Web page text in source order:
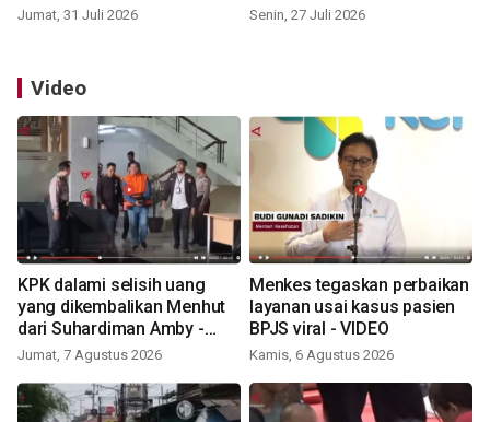
Jumat, 31 Juli 2026 Senin, 27 Juli 2026
Video
KPK dalami selisih uang
yang dikembalikan Menhut
dari Suhardiman Amby -
VIDEO
Jumat, 7 Agustus 2026
Menkes tegaskan perbaikan
layanan usai kasus pasien
BPJS viral - VIDEO
Kamis, 6 Agustus 2026